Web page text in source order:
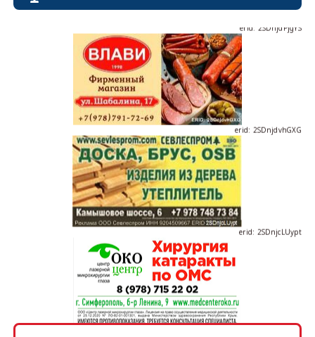
erid: 2SDnjdvhGXG
erid: 2SDnjcLUypt
erid: 2SDnjcrDNw6